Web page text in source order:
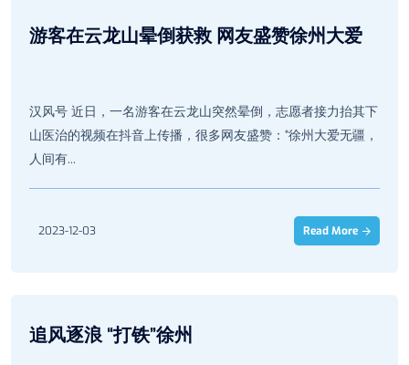
游客在云龙山晕倒获救 网友盛赞徐州大爱
汉风号 近日，一名游客在云龙山突然晕倒，志愿者接力抬其下
山医治的视频在抖音上传播，很多网友盛赞：“徐州大爱无疆，
人间有...
2023-12-03 Read More
追风逐浪 “打铁”徐州